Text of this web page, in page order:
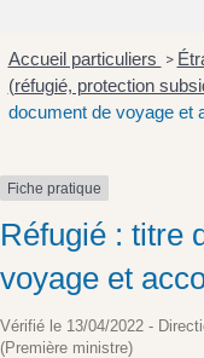
Accueil particuliers >
(réfugié, protection
document de voyage et
Fiche pratique
Réfugié : titre
voyage et
Vérifié le 13/04/2022 -
(Première ministre)